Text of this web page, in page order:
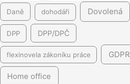
Daně dohodáři Dovolená
DPP DPP/DPČ
flexinovela zákoníku práce GDPR
Home office